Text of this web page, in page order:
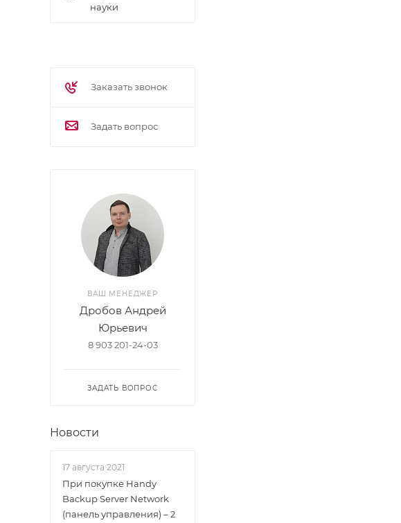
науки
Заказать звонок
Задать вопрос
ВАШ МЕНЕДЖЕР
Дробов Андрей
Юрьевич
8 903 201-24-03
ЗАДАТЬ ВОПРОС
Новости
17 августа 2021
При покупке Handy
Backup Server Network
(панель управления) – 2